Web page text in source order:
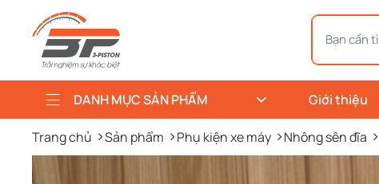
DANH MỤC SẢN PHẨM Giới thiệu
Trang chủ Sản phẩm Phụ kiện xe máy Nhông sên đĩa